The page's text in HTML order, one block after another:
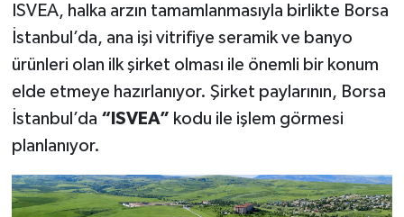
ISVEA, halka arzın tamamlanmasıyla birlikte Borsa
İstanbul’da, ana işi vitrifiye seramik ve banyo
ürünleri olan ilk şirket olması ile önemli bir konum
elde etmeye hazırlanıyor. Şirket paylarının, Borsa
İstanbul’da “ISVEA” kodu ile işlem görmesi
planlanıyor.